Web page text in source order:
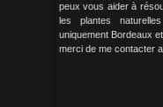
peux vous aider à
les plantes
uniquement Bordeaux
merci de me contacter